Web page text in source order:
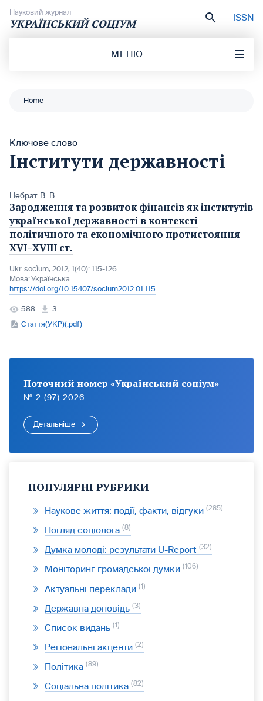
Науковий журнал
УКРАЇНСЬКИЙ СОЦІУМ ISSN
МЕНЮ
Home
Ключове слово
Інститути державності
Небрат В. В.
Зародження та розвиток фінансів як інститутів
української державності в контексті
політичного та економічного протистояння
XVI–XVIII ст.
Ukr. socìum, 2012, 1(40): 115-126
Мова:Українська
https://doi.org/10.15407/socium2012.01.115
588
3
Стаття(УКР)(.pdf)
Поточний номер «Український соціум»
№ 2 (97) 2026
Детальніше
ПОПУЛЯРНІ РУБРИКИ
Наукове життя: події, факти, відгуки 285
Погляд соціолога 8
Думка молоді: результати U-Report 32
Моніторинг громадської думки 106
Актуальні переклади 1
Державна доповідь 3
Список видань 1
Регіональні акценти 2
Політика 89
Соціальна політика 82